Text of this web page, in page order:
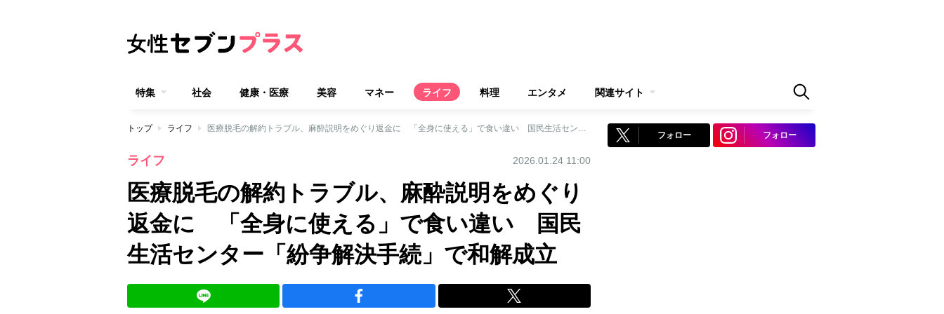
特集 社会 健康・医療 美容 マネー ライフ 料理 エンタメ 関連サイト
トップ ライフ 医療脱毛の解約トラブル、麻酔説明をめぐり返金に 「全身に使える」で食い違い 国民生活センター「紛争解決手続」で和解成立
ライフ 2026.01.24 11:00
医療脱毛の解約トラブル、麻酔説明をめぐり
返金に 「全身に使える」で食い違い 国民
生活センター「紛争解決手続」で和解成立
フォロー フォロー